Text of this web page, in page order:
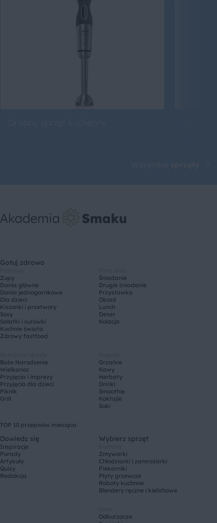
Gotuj zdrowo
Zupy
Dania główne
Dania jednogarnkowe
Dla dzieci
Kiszonki i przetwory
Sosy
Sałatki i surówki
Kuchnie świata
Zdrowy fastfood
Śniadanie
Drugie śniadanie
Przystawka
Obiad
Lunch
Deser
Kolacja
Boże Narodzenie
Wielkanoc
Przyjęcia i imprezy
Przyjęcia dla dzieci
Piknik
Grill
Grzańce
Kawy
Herbaty
Drinki
Smoothie
Koktajle
Soki
TOP 10 przepisów miesiąca
Dowiedz się
Inspiracje
Porady
Artykuły
Quizy
Redakcja
Wybierz sprzęt
Zmywarki
Chłodziarki i zamrażarki
Piekarniki
Płyty grzewcze
Roboty kuchnne
Blendery ręczne i kielichowe
Odkurzacze